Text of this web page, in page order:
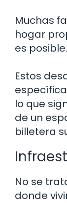
Muchas
hogar
es posible.
Estos
lo que
de un
billetera
No se
donde